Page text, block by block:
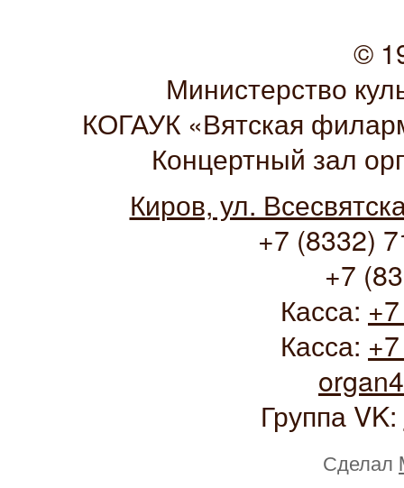
©
Министерство
КОГАУК «Вятская
Концертный зал
Киров, ул.
+7 (8332)
+7
Касса:
Касса:
Группа VK:
Сделал